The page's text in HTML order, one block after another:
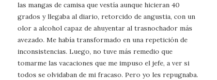
las mangas de camisa que vestía aunque hicieran 40
grados y llegaba al diario, retorcido de angustia, con un
olor a alcohol capaz de ahuyentar al trasnochador más
avezado. Me había transformado en una repetición de
inconsistencias. Luego, no tuve más remedio que
tomarme las vacaciones que me impuso el jefe, a ver si
todos se olvidaban de mi fracaso. Pero yo les repugnaba.